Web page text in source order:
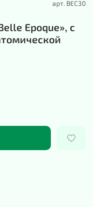
арт. ВЕС30
Epoque», с